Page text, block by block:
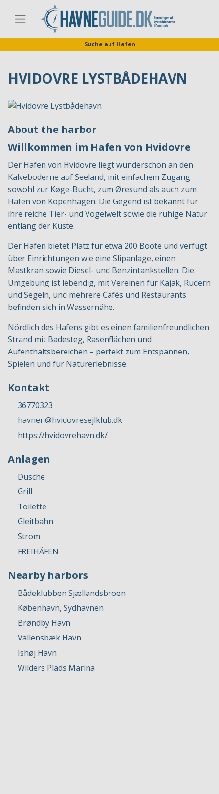
zum
Suche auf Hafen
HVIDOVRE LYSTBÅDEHAVN
About the harbor
Willkommen im Hafen von Hvidovre
Der Hafen von Hvidovre liegt wunderschön an den
Kalveboderne auf Seeland, mit einfachem Zugang
sowohl zur Køge-Bucht, zum Øresund als auch zum
Hafen von Kopenhagen. Die Gegend ist bekannt für
ihre reiche Tier- und Vogelwelt sowie die ruhige Natur
entlang der Küste.
Der Hafen bietet Platz für etwa 200 Boote und verfügt
über Einrichtungen wie eine Slipanlage, einen
Mastkran sowie Diesel- und Benzintankstellen. Die
Umgebung ist lebendig, mit Vereinen für Kajak, Rudern
und Segeln, und mehrere Cafés und Restaurants
befinden sich in Wassernähe.
Nördlich des Hafens gibt es einen familienfreundlichen
Strand mit Badesteg, Rasenflächen und
Aufenthaltsbereichen – perfekt zum Entspannen,
Spielen und für Naturerlebnisse.
Kontakt
36770323
havnen@hvidovresejlklub.dk
https://hvidovrehavn.dk/
Anlagen
Dusche
Grill
Toilette
Gleitbahn
Strom
FREIHÄFEN
Nearby harbors
Bådeklubben Sjællandsbroen
København, Sydhavnen
Brøndby Havn
Vallensbæk Havn
Ishøj Havn
Wilders Plads Marina